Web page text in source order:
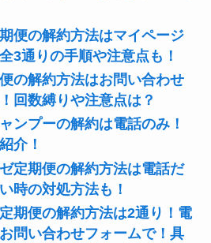
便の解約方法はマイページ
3通りの手順や注意点も！
の解約方法はお問い合わせ
回数縛りや注意点は？
ンプーの解約は電話のみ！
介！
定期便の解約方法は電話だ
時の対処方法も！
期便の解約方法は2通り！電
問い合わせフォームで！具